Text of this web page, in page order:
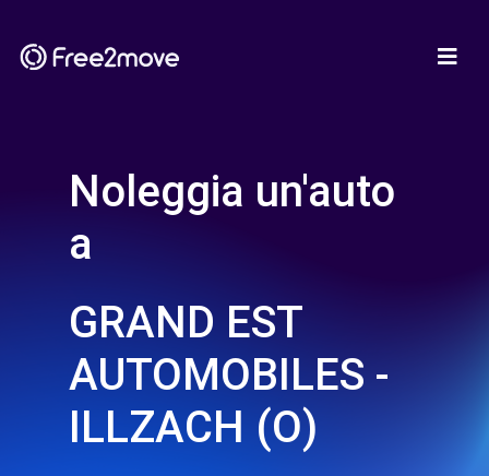
Noleggia un'auto
a
GRAND EST
AUTOMOBILES -
ILLZACH (O)